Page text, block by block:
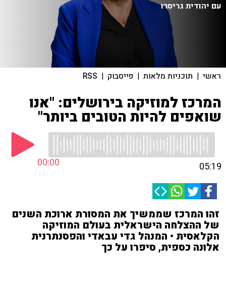
עם יהודית גריסרו
ראשי | תוכניות מלאות | פייסבוק |
RSS
המרכז למוזיקה בירושלים: "אנו
שואפים להיות הטובים ביותר"
00:00 05:19
זהו המרכז שממשיך את המסורת ארוכת השנים
של ההצלחה הישראלית בעולם המוזיקה
הקלאסית • המנהל גדי עבאדי והפסנתרנית
אלונה כספית, סיפרו על כך